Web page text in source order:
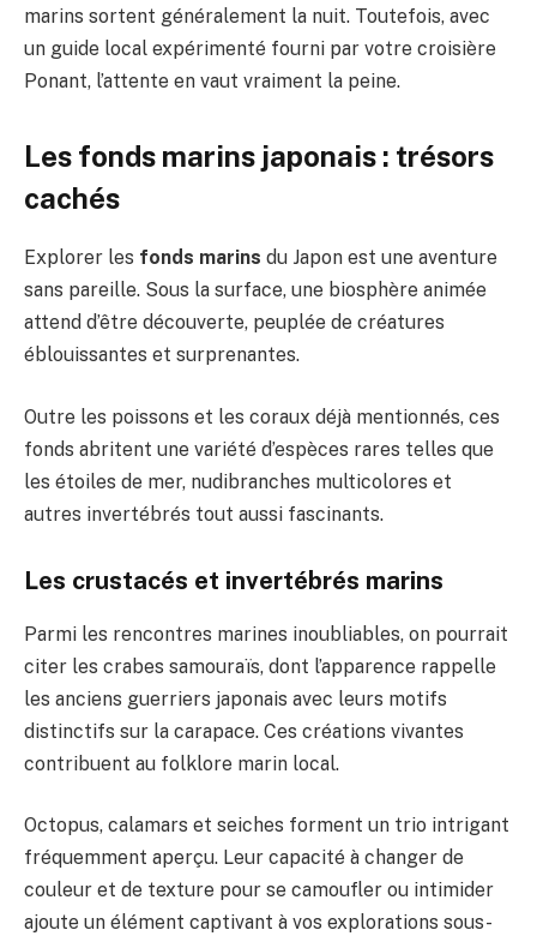
marins sortent généralement la nuit. Toutefois, avec
un guide local expérimenté fourni par votre croisière
Ponant, l’attente en vaut vraiment la peine.
Les fonds marins japonais : trésors
cachés
Explorer les fonds marins du Japon est une aventure
sans pareille. Sous la surface, une biosphère animée
attend d’être découverte, peuplée de créatures
éblouissantes et surprenantes.
Outre les poissons et les coraux déjà mentionnés, ces
fonds abritent une variété d’espèces rares telles que
les étoiles de mer, nudibranches multicolores et
autres invertébrés tout aussi fascinants.
Les crustacés et invertébrés marins
Parmi les rencontres marines inoubliables, on pourrait
citer les crabes samouraïs, dont l’apparence rappelle
les anciens guerriers japonais avec leurs motifs
distinctifs sur la carapace. Ces créations vivantes
contribuent au folklore marin local.
Octopus, calamars et seiches forment un trio intrigant
fréquemment aperçu. Leur capacité à changer de
couleur et de texture pour se camoufler ou intimider
ajoute un élément captivant à vos explorations sous-